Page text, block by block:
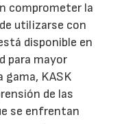
comprometer la
utilizarse con
disponible en
para mayor
gama, KASK
de las
se enfrentan